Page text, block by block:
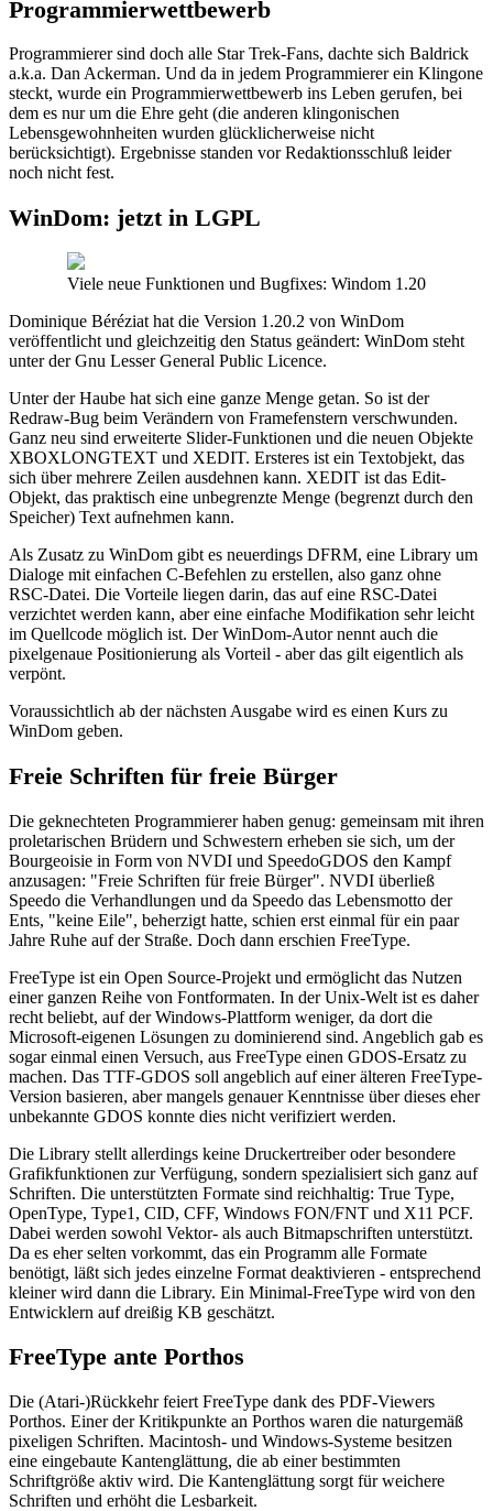
Programmierwettbewerb
Programmierer sind doch alle Star Trek-Fans, dachte sich Baldrick
a.k.a. Dan Ackerman. Und da in jedem Programmierer ein Klingone
steckt, wurde ein Programmierwettbewerb ins Leben gerufen, bei
dem es nur um die Ehre geht (die anderen klingonischen
Lebensgewohnheiten wurden glücklicherweise nicht
berücksichtigt). Ergebnisse standen vor Redaktionsschluß leider
noch nicht fest.
WinDom: jetzt in LGPL
Viele neue Funktionen und Bugfixes: Windom 1.20
Dominique Béréziat hat die Version 1.20.2 von WinDom
veröffentlicht und gleichzeitig den Status geändert: WinDom steht
unter der Gnu Lesser General Public Licence.
Unter der Haube hat sich eine ganze Menge getan. So ist der
Redraw-Bug beim Verändern von Framefenstern verschwunden.
Ganz neu sind erweiterte Slider-Funktionen und die neuen Objekte
XBOXLONGTEXT und XEDIT. Ersteres ist ein Textobjekt, das
sich über mehrere Zeilen ausdehnen kann. XEDIT ist das Edit-
Objekt, das praktisch eine unbegrenzte Menge (begrenzt durch den
Speicher) Text aufnehmen kann.
Als Zusatz zu WinDom gibt es neuerdings DFRM, eine Library um
Dialoge mit einfachen C-Befehlen zu erstellen, also ganz ohne
RSC-Datei. Die Vorteile liegen darin, das auf eine RSC-Datei
verzichtet werden kann, aber eine einfache Modifikation sehr leicht
im Quellcode möglich ist. Der WinDom-Autor nennt auch die
pixelgenaue Positionierung als Vorteil - aber das gilt eigentlich als
verpönt.
Voraussichtlich ab der nächsten Ausgabe wird es einen Kurs zu
WinDom geben.
Freie Schriften für freie Bürger
Die geknechteten Programmierer haben genug: gemeinsam mit ihren
proletarischen Brüdern und Schwestern erheben sie sich, um der
Bourgeoisie in Form von NVDI und SpeedoGDOS den Kampf
anzusagen: "Freie Schriften für freie Bürger". NVDI überließ
Speedo die Verhandlungen und da Speedo das Lebensmotto der
Ents, "keine Eile", beherzigt hatte, schien erst einmal für ein paar
Jahre Ruhe auf der Straße. Doch dann erschien FreeType.
FreeType ist ein Open Source-Projekt und ermöglicht das Nutzen
einer ganzen Reihe von Fontformaten. In der Unix-Welt ist es daher
recht beliebt, auf der Windows-Plattform weniger, da dort die
Microsoft-eigenen Lösungen zu dominierend sind. Angeblich gab es
sogar einmal einen Versuch, aus FreeType einen GDOS-Ersatz zu
machen. Das TTF-GDOS soll angeblich auf einer älteren FreeType-
Version basieren, aber mangels genauer Kenntnisse über dieses eher
unbekannte GDOS konnte dies nicht verifiziert werden.
Die Library stellt allerdings keine Druckertreiber oder besondere
Grafikfunktionen zur Verfügung, sondern spezialisiert sich ganz auf
Schriften. Die unterstützten Formate sind reichhaltig: True Type,
OpenType, Type1, CID, CFF, Windows FON/FNT und X11 PCF.
Dabei werden sowohl Vektor- als auch Bitmapschriften unterstützt.
Da es eher selten vorkommt, das ein Programm alle Formate
benötigt, läßt sich jedes einzelne Format deaktivieren - entsprechend
kleiner wird dann die Library. Ein Minimal-FreeType wird von den
Entwicklern auf dreißig KB geschätzt.
FreeType ante Porthos
Die (Atari-)Rückkehr feiert FreeType dank des PDF-Viewers
Porthos. Einer der Kritikpunkte an Porthos waren die naturgemäß
pixeligen Schriften. Macintosh- und Windows-Systeme besitzen
eine eingebaute Kantenglättung, die ab einer bestimmten
Schriftgröße aktiv wird. Die Kantenglättung sorgt für weichere
Schriften und erhöht die Lesbarkeit.